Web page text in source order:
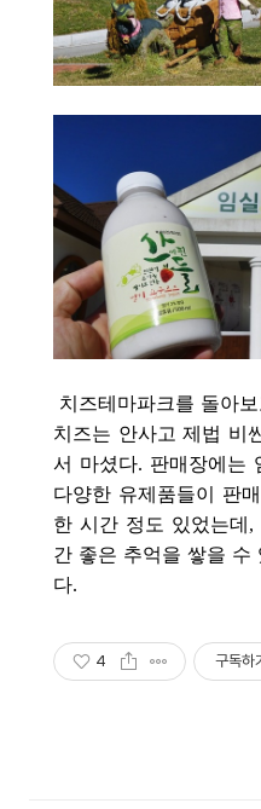
치즈테마파크를 돌아
치즈는 안사고 제법 비
서 마셨다. 판매장에는
다양한 유제품들이 판
한 시간 정도 있었는데,
간 좋은 추억을 쌓을 수
다.
4 구독하